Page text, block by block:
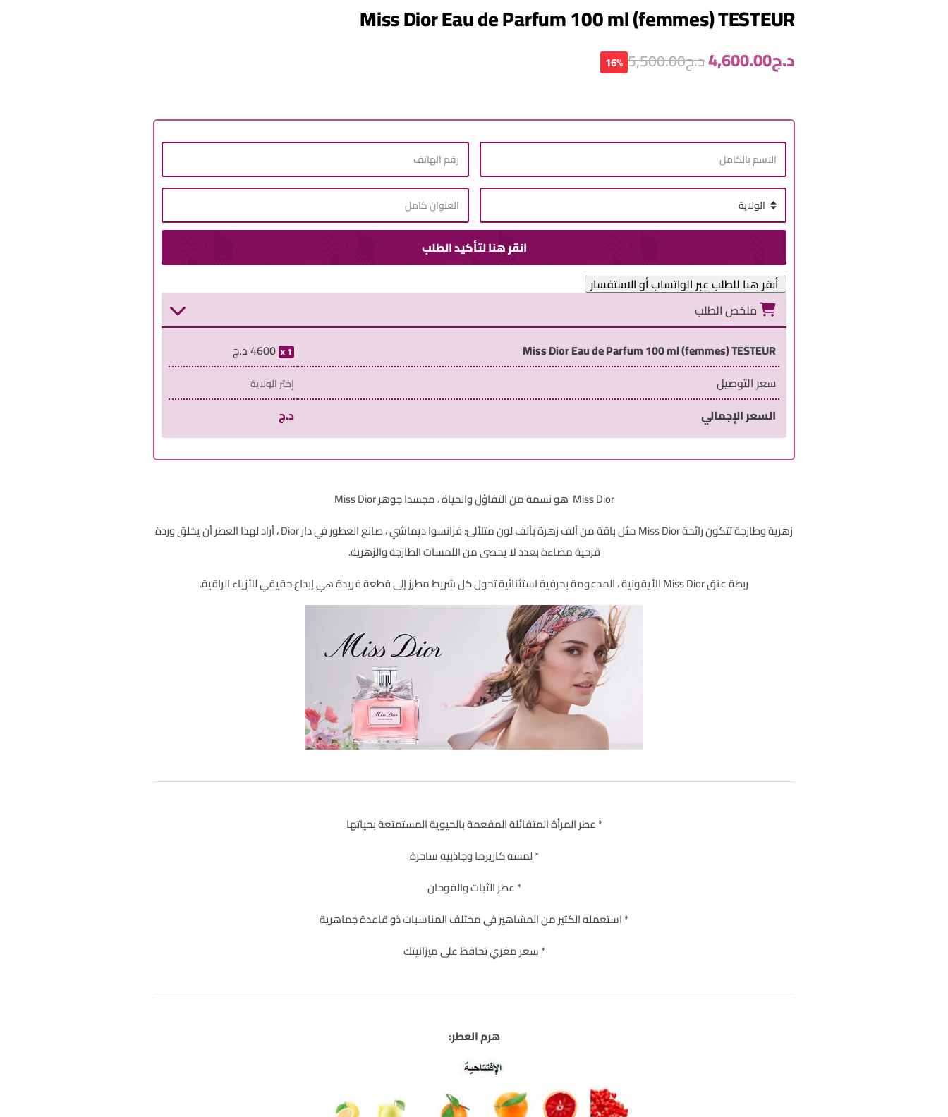
Miss Dior Eau de Parfum 100 ml (femmes) TESTEUR
د.ج4,600.00د.ج5,500.00
16%
أنقر هنا للطلب عبر الواتساب أو الاستفسار
ملخص الطلب
Miss Dior Eau de Parfum 100 ml (femmes) TESTEUR
1
4600د.ج
سعر التوصيل
إختر الولاية
السعر الإجمالي د.ج
Miss Dior هو نسمة من التفاؤل والحياة ، مجسدا جوهر Miss Dior
زهرية وطازجة تتكون رائحة Miss Dior مثل باقة من ألف زهرة بألف لون متلألئ: فرانسوا ديماشي ، صانع العطور في دار Dior ، أراد لهذا العطر أن يخلق وردة
قزحية مضاءة بعدد لا يحصى من اللمسات الطازجة والزهرية.
ربطة عنق Miss Dior الأيقونية ، المدعومة بحرفية استثنائية تحول كل شريط مطرز إلى قطعة فريدة هي إبداع حقيقي للأزياء الراقية.
* عطر المرأة المتفائلة المفعمة بالحيوية المستمتعة بحياتها
* لمسة كاريزما وجاذبية ساحرة
* عطر الثبات والفوحان
* استعمله الكثير من المشاهير في مختلف المناسبات ذو قاعدة جماهرية
* سعر مغري تحافظ على ميزانيتك
هرم العطر: